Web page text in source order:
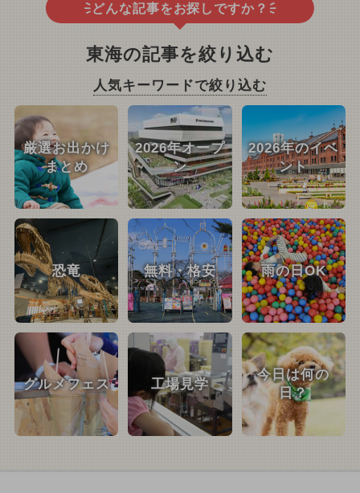
どんな記事をお探しですか？
東海の記事を絞り込む
人気キーワードで絞り込む
厳選お出かけ
まとめ
2026年オープ
ン
2026年のイベ
ント
恐竜 無料・格安 雨の日OK
グルメフェス 工場見学
今日は何の
日？